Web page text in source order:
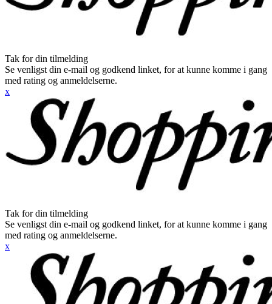
Tak for din tilmelding
Se venligst din e-mail og godkend linket, for at kunne komme i gang
med rating og anmeldelserne.
x
Tak for din tilmelding
Se venligst din e-mail og godkend linket, for at kunne komme i gang
med rating og anmeldelserne.
x